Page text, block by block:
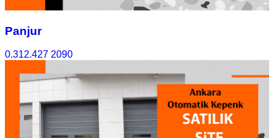
Panjur
0.312.427 2090